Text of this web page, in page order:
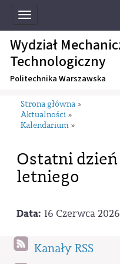
Toggle
navigation
Wydział
Technologiczny
Politechnika Warszawska
Strona główna »
Aktualności »
Kalendarium »
Ostatni
letniego
Data: 16 Czerwca
Kanały RSS